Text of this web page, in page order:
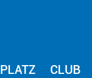
PLATZ CLUB